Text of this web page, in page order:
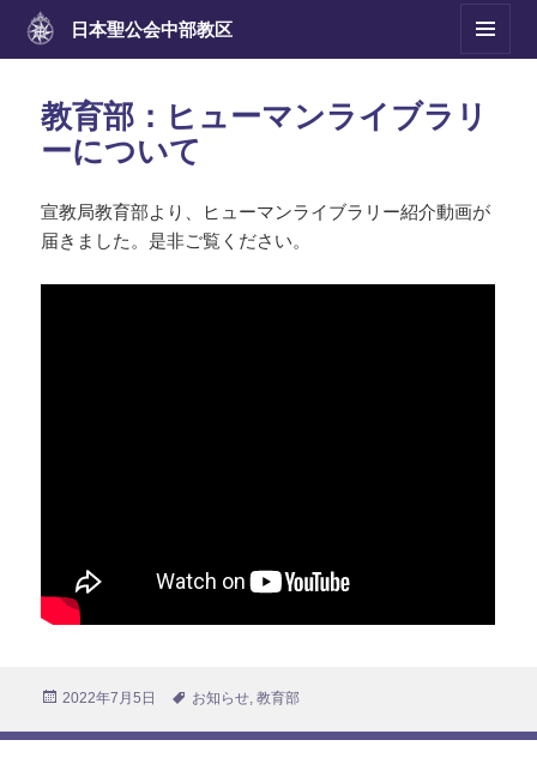
日本聖公会中部教区
メニュ
ィジェ
ット
教育部：ヒューマンライブラリ
ーについて
宣教局教育部より、ヒューマンライブラリー紹介動画が
届きました。是非ご覧ください。
投
日:
2022年7月5日
タ
お知らせ,教育部